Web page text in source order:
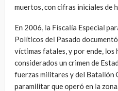
muertos, con cifras iniciales de
En 2006, la Fiscalía Especial
Políticos del Pasado
víctimas fatales, y por ende, los
considerados un crimen de
fuerzas militares y del Batallón
paramilitar que operó en la zona.